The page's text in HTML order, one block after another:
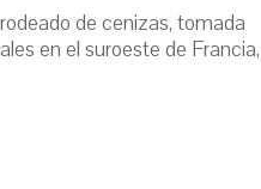
de cenizas, tomada
en el suroeste de Francia,